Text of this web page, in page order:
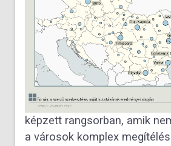
képzett rangsorban, amik
a városok komplex